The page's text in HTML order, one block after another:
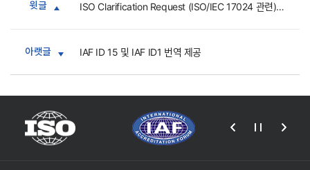
윗글 ISO Clarification Request (ISO/IEC 17024 관련) 국문 번역자료 제공
아랫글 IAF ID 15 및 IAF ID1 번역 제공